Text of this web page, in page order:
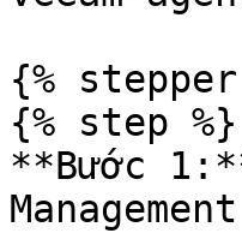
{%
{% step %}
**Bước